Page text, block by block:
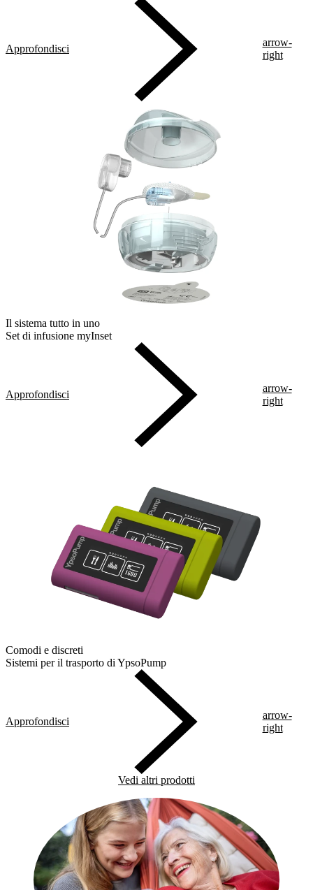
Approfondisci
arrow-
right
Il sistema tutto in uno
Set di infusione myInset
Approfondisci
arrow-
right
Comodi e discreti
Sistemi per il trasporto di YpsoPump
Approfondisci
arrow-
right
Vedi altri prodotti